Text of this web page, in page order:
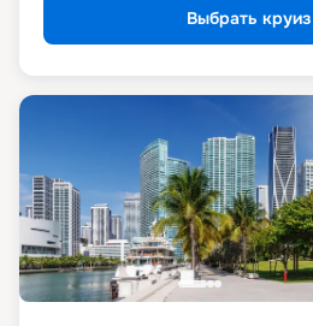
Выбрать круиз